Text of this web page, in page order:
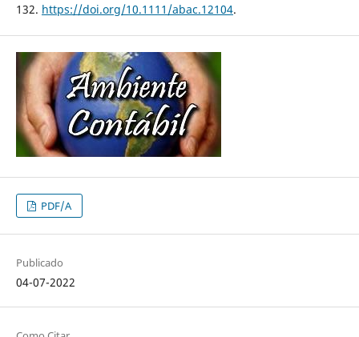
132. https://doi.org/10.1111/abac.12104.
PDF/A
Publicado
04-07-2022